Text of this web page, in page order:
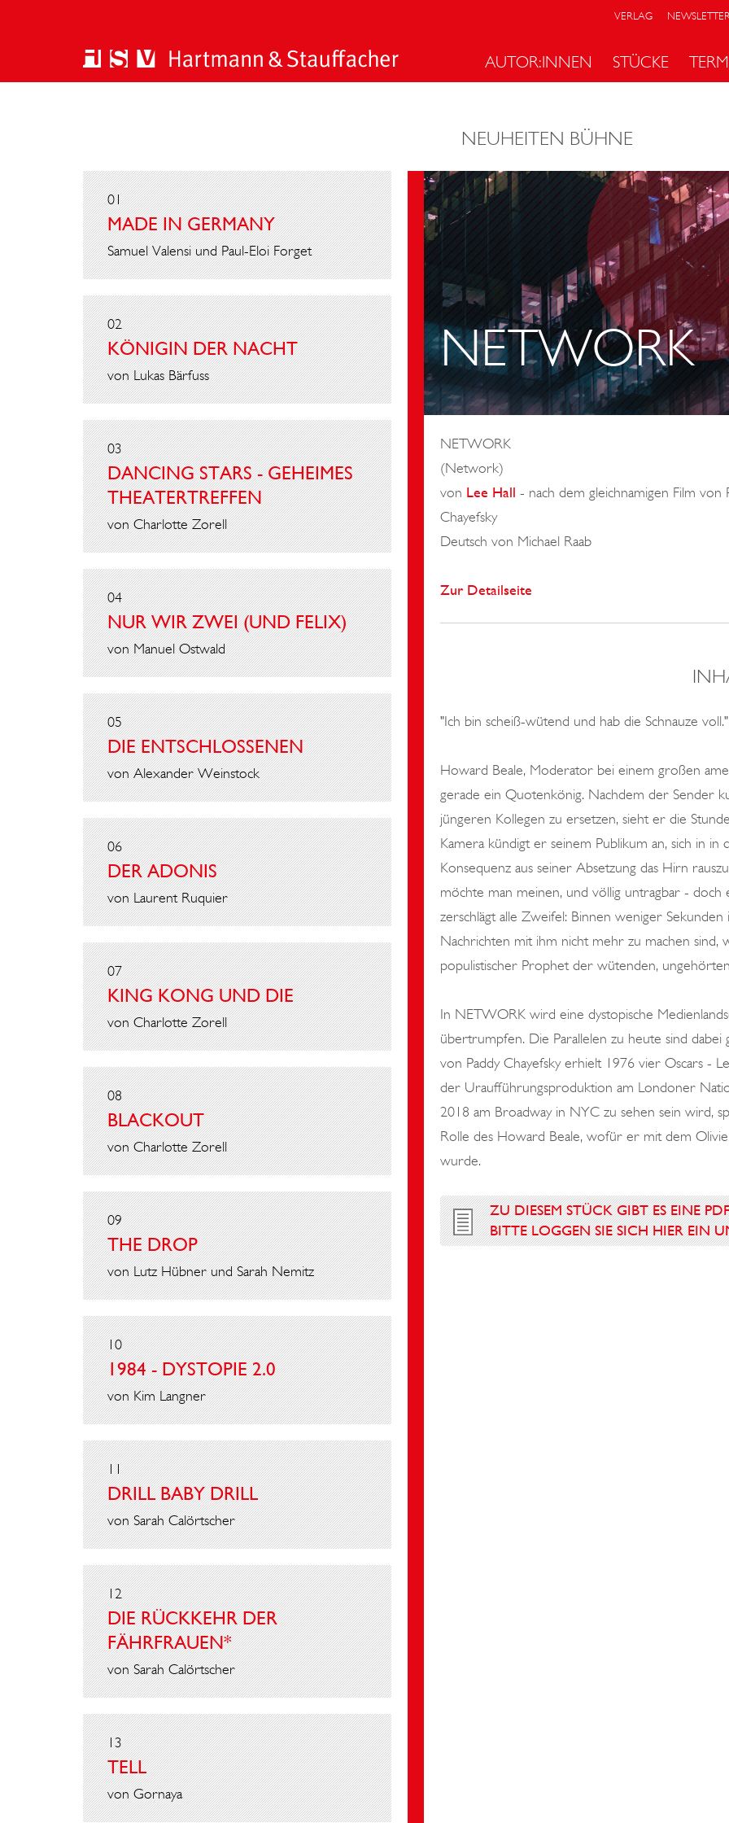
VERLAG
AUTOR:INNEN STÜCKE
NEUHEITEN BÜHNE
01
MADE IN GERMANY
Samuel Valensi und Paul-Eloi Forget
02
KÖNIGIN DER NACHT
von Lukas Bärfuss
03
DANCING STARS - GEHEIMES
THEATERTREFFEN
von Charlotte Zorell
04
NUR WIR ZWEI (UND FELIX)
von Manuel Ostwald
05
DIE ENTSCHLOSSENEN
von Alexander Weinstock
06
DER ADONIS
von Laurent Ruquier
07
KING KONG UND DIE
von Charlotte Zorell
08
BLACKOUT
von Charlotte Zorell
09
THE DROP
von Lutz Hübner und Sarah Nemitz
10
1984 - DYSTOPIE 2.0
von Kim Langner
11
DRILL BABY DRILL
von Sarah Calörtscher
12
DIE RÜCKKEHR DER
FÄHRFRAUEN*
von Sarah Calörtscher
13
TELL
von Gornaya
NETWORK
NETWORK
(Network)
von Lee Hall - nach dem gleichnamigen Film von
Chayefsky
Deutsch von Michael Raab
Zur Detailseite
"Ich bin scheiß-wütend und hab die Schnauze voll."
Howard Beale, Moderator bei einem großen
gerade ein Quotenkönig. Nachdem der Sender
jüngeren Kollegen zu ersetzen, sieht er die
Kamera kündigt er seinem Publikum an, sich in
Konsequenz aus seiner Absetzung das Hirn
möchte man meinen, und völlig untragbar -
zerschlägt alle Zweifel: Binnen weniger
Nachrichten mit ihm nicht mehr zu machen sind,
populistischer Prophet der wütenden,
In NETWORK wird eine dystopische
übertrumpfen. Die Parallelen zu heute sind
von Paddy Chayefsky erhielt 1976 vier Oscars -
der Uraufführungsproduktion am Londoner
2018 am Broadway in NYC zu sehen sein wird,
Rolle des Howard Beale, wofür er mit dem
wurde.
ZU DIESEM STÜCK GIBT ES EINE
BITTE LOGGEN SIE SICH HIER EIN